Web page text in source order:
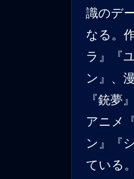
識のデ
なる。
ラ』『
ン』、
『銃夢
アニメ
ン』『
ている